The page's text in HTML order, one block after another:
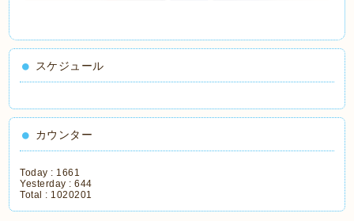
スケジュール
カウンター
Today : 1661
Yesterday :644
Total : 1020201